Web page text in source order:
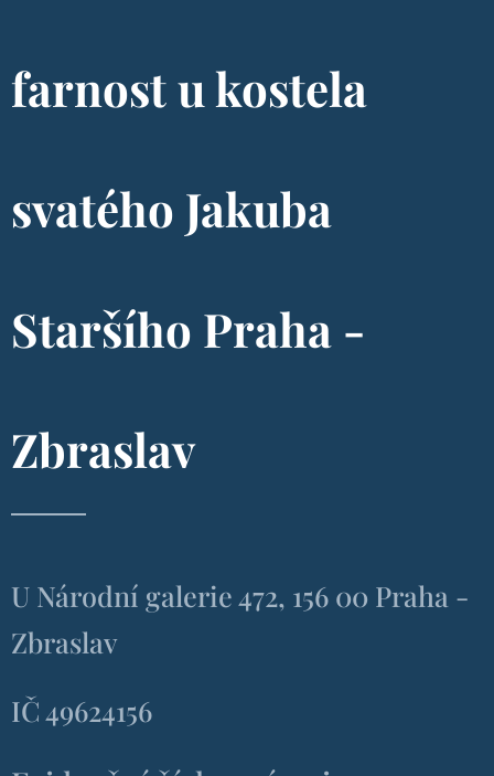
farnost u kostela
svatého Jakuba
Staršího Praha -
Zbraslav
U Národní galerie 472, 156 00 Praha -
Zbraslav
IČ 49624156